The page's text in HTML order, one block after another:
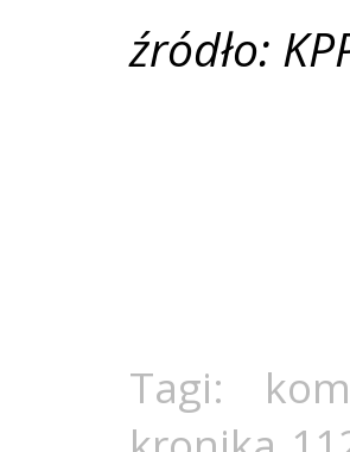
źródło:
Tagi: